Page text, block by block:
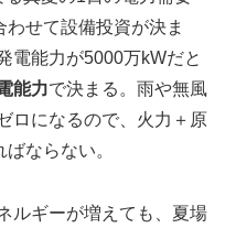
せて設備投資が決ま
電能力が5000万kWだと
能力で決まる。雨や無風
ロになるので、火力＋原
ならない。
ルギーが増えても、夏場